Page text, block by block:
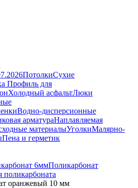
ПотолкиСухие
Профиль для
Холодный асфальтЛюки
Водно-дисперсионные
арматураНаплавляемая
материалыУголкиМалярно-
Пена и герметик
6ммПоликарбонат
оранжевый 10 мм